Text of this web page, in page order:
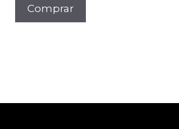
Comprar